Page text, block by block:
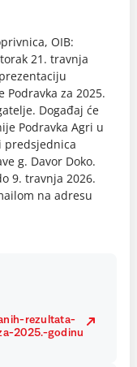
OIB:
21. travnja
za 2025.
Događaj će
Podravka Agri u
predsjednica
g. Davor Doko.
9. travnja 2026.
na adresu
rezultata-
2025.-godinu